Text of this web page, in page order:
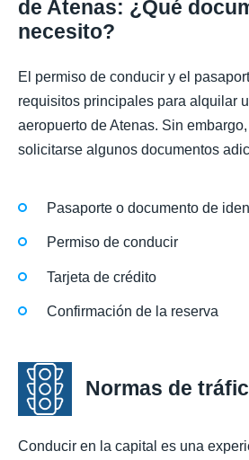
de Atenas: ¿Qué
necesito?
El permiso de conducir y el
requisitos principales para alquilar
aeropuerto de Atenas. Sin
solicitarse algunos documentos
Pasaporte o documento de
Permiso de conducir
Tarjeta de crédito
Confirmación de la reserva
Normas de
Conducir en la capital es una